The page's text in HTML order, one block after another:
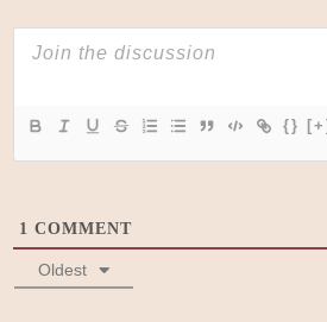
{}
1 COMMENT
Oldest